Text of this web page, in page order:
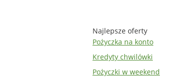
Najlepsze oferty
Pożyczka na konto
Kredyty chwilówki
Pożyczki w weekend